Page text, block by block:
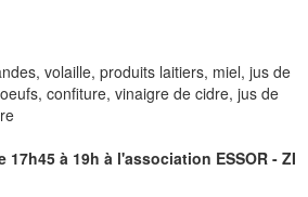
volaille, produits laitiers, miel, jus de
confiture, vinaigre de cidre, jus de
à 19h à l'association ESSOR - ZI